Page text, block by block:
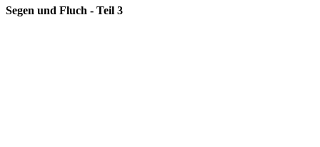
Segen und Fluch - Teil 3